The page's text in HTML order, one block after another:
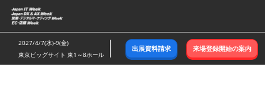
ス
キ
ッ
し
2027/4/7(水)-9(金)
東京ビッグサイト 東1～8ホール
出展資料請求 来場登録開始の案内